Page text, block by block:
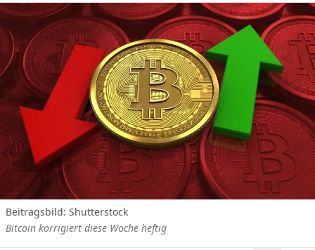
Beitragsbild: Shutterstock
Bitcoin korrigiert diese Woche heftig